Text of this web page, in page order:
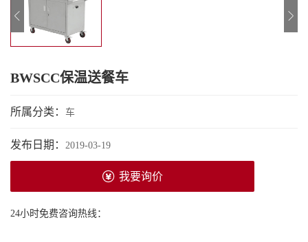
BWSCC保温送餐车
所属分类： 车
发布日期： 2019-03-19
我要询价
24小时免费咨询热线：